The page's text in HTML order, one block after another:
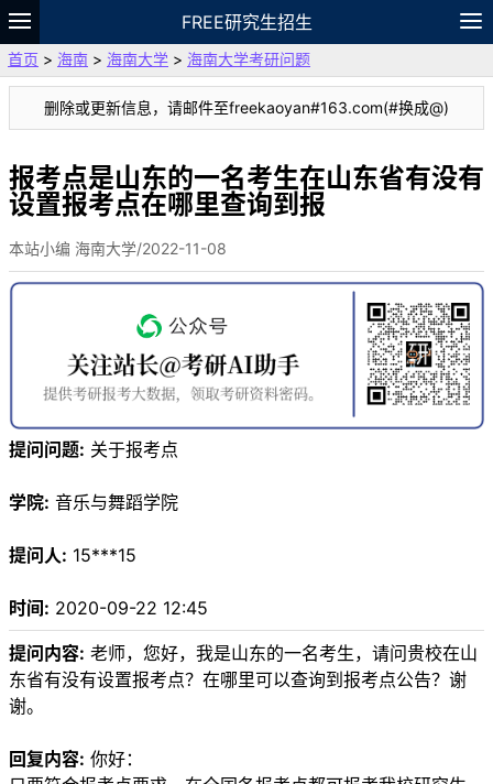
FREE研究生招生
题库
故事 专题 APP 笔记
VIP
资料
首页 > 海南 > 海南大学 > 海南大学考研问题
删除或更新信息，请邮件至freekaoyan#163.com(#换成@)
报考点是山东的一名考生在山东省有没有
设置报考点在哪里查询到报
本站小编 海南大学/2022-11-08
提问问题: 关于报考点
学院: 音乐与舞蹈学院
提问人: 15***15
时间: 2020-09-22 12:45
提问内容: 老师，您好，我是山东的一名考生，请问贵校在山
东省有没有设置报考点？在哪里可以查询到报考点公告？谢
谢。
回复内容: 你好：